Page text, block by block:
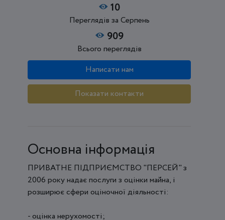
10
Переглядів за Серпень
909
Всього переглядів
Написати нам
Показати контакти
Основна інформація
ПРИВАТНЕ ПІДПРИЄМСТВО "ПЕРСЕЙ" з
2006 року надає послуги з оцінки майна, і
розширює сфери оціночної діяльності:
- оцінка нерухомості;